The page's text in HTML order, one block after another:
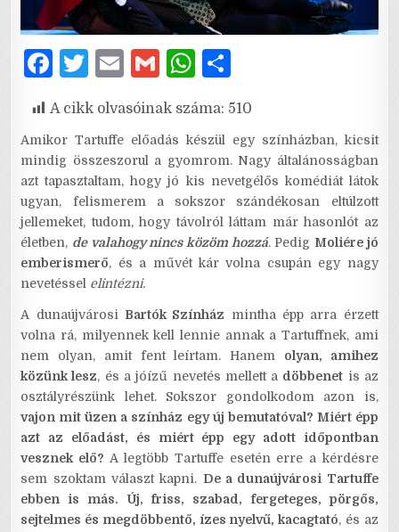
F
c
e
b
o
o
k
T
it
te
r
E
ai
l
G
ai
l
W
at
s
A
p
p
ar
e
A cikk olvasóinak száma: 510
Amikor Tartuffe előadás készül egy színházban, kicsit
mindig összeszorul a gyomrom. Nagy általánosságban
azt tapasztaltam, hogy jó kis nevetgélős komédiát látok
ugyan, felismerem a sokszor szándékosan eltúlzott
jellemeket, tudom, hogy távolról láttam már hasonlót az
életben, de valahogy nincs közöm hozzá. PedigMoliére jó
emberismerő, és a művét kár volna csupán egy nagy
nevetéssel elintézni.
A dunaújvárosi Bartók Színház mintha épp arra érzett
volna rá, milyennek kell lennie annak a Tartuffnek, ami
nem olyan, amit fent leírtam. Hanem olyan, amihez
közünk lesz, és a jóízű nevetés mellett a döbbenet is az
osztályrészünk lehet. Sokszor gondolkodom azon is,
vajon mit üzen a színház egy új bemutatóval? Miért épp
azt az előadást, és miért épp egy adott időpontban
vesznek elő? A legtöbb Tartuffe esetén erre a kérdésre
sem szoktam választ kapni. De a dunaújvárosi Tartuffe
ebben is más. Új, friss, szabad, fergeteges, pörgős,
sejtelmes és megdöbbentő, ízes nyelvű, kacagtató, és az